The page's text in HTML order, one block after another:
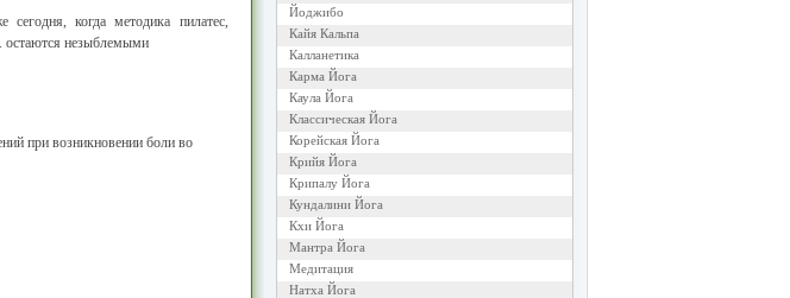
когда методика пилатес,
остаются незыблемыми
при возникновении боли во
Йоджибо
Кайя Кальпа
Калланетика
Карма Йога
Каула Йога
Классическая Йога
Корейская Йога
Крийя Йога
Крипалу Йога
Кундалини Йога
Кхи Йога
Мантра Йога
Медитация
Натха Йога